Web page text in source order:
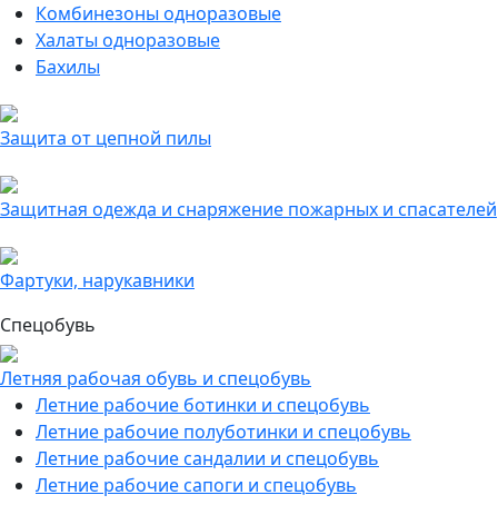
Комбинезоны одноразовые
Халаты одноразовые
Бахилы
Защита от цепной пилы
Защитная одежда и снаряжение пожарных и спасателей
Фартуки, нарукавники
Спецобувь
Летняя рабочая обувь и спецобувь
Летние рабочие ботинки и спецобувь
Летние рабочие полуботинки и спецобувь
Летние рабочие сандалии и спецобувь
Летние рабочие сапоги и спецобувь